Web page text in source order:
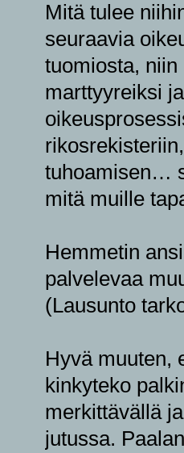
Mitä tulee
seuraavia
tuomiosta,
marttyyreiksi
tuhoamisen…
mitä muille
Hemmetin
palvelevaa
(Lausunto
Hyvä muuten,
kinkyteko
merkittävällä
jutussa.